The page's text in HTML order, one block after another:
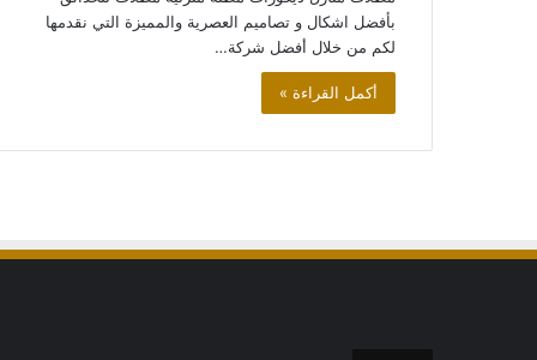
بأفضل اشكال و تصاميم العصرية والمميزة التي نقدمها
لكم من خلال أفضل شركة…
أكمل القراءة »